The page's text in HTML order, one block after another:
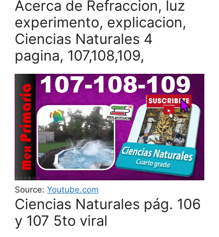
Acerca de Refraccion, luz
experimento, explicacion,
Ciencias Naturales 4
pagina, 107,108,109,
Source: Youtube.com
Ciencias Naturales pág. 106
y 107 5to viral